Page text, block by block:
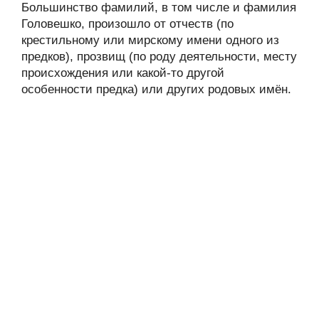
Большинство фамилий, в том числе и фамилия
Головешко, произошло от отчеств (по
крестильному или мирскому имени одного из
предков), прозвищ (по роду деятельности, месту
происхождения или какой-то другой
особенности предка) или других родовых имён.